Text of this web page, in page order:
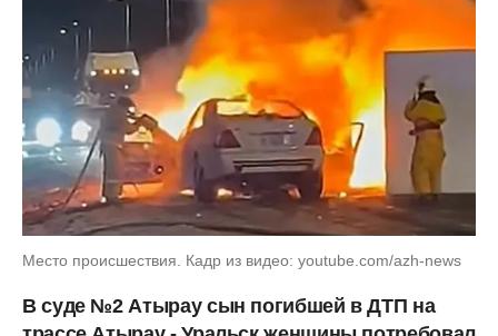
Место происшествия. Кадр из видео: youtube.com/azh-news
В суде №2 Атырау сын погибшей в ДТП на